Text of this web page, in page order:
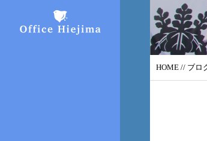
HOME // ブロ